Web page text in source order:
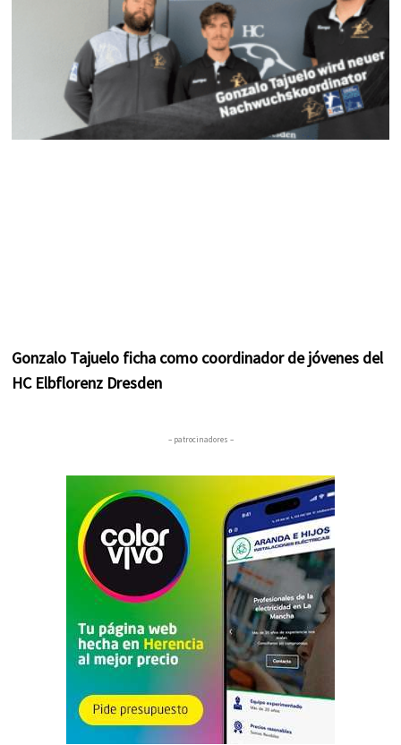
Gonzalo Tajuelo ficha como coordinador de jóvenes del
HC Elbflorenz Dresden
– patrocinadores –